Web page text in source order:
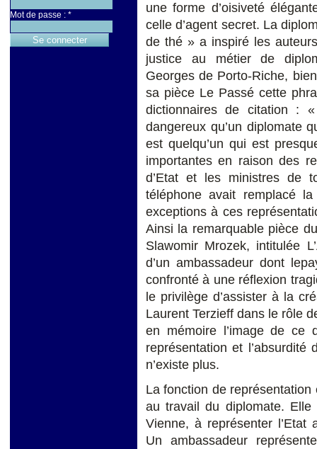
Mot de passe : *
une forme d’oisiveté
celle d’agent secret. La
de thé » a inspiré les
justice au métier de
Georges de Porto-Riche,
sa pièce Le Passé cette
dictionnaires de citation :
dangereux qu’un diplomate
est quelqu’un qui est
importantes en raison des
d’Etat et les ministres de
téléphone avait remplacé
exceptions à ces
Ainsi la remarquable pièce
Slawomir Mrozek, intitulée
d’un ambassadeur dont
confronté à une réflexion
le privilège d’assister à la
Laurent Terzieff dans le rôle
en mémoire l’image de ce
représentation et l’absurdité
n’existe plus.
La fonction de
au travail du diplomate.
Vienne, à représenter l’Etat
Un ambassadeur